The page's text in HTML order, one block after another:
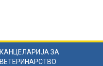
КАНЦЕЛАРИЈА ЗА
ВЕТЕРИНАРСТВО